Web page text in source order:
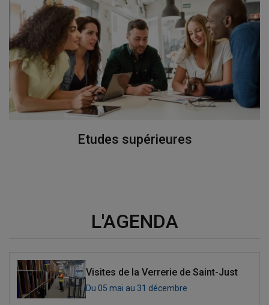
Etudes supérieures
L'AGENDA
Visites de la Verrerie de Saint-Just
Du 05 mai au 31 décembre